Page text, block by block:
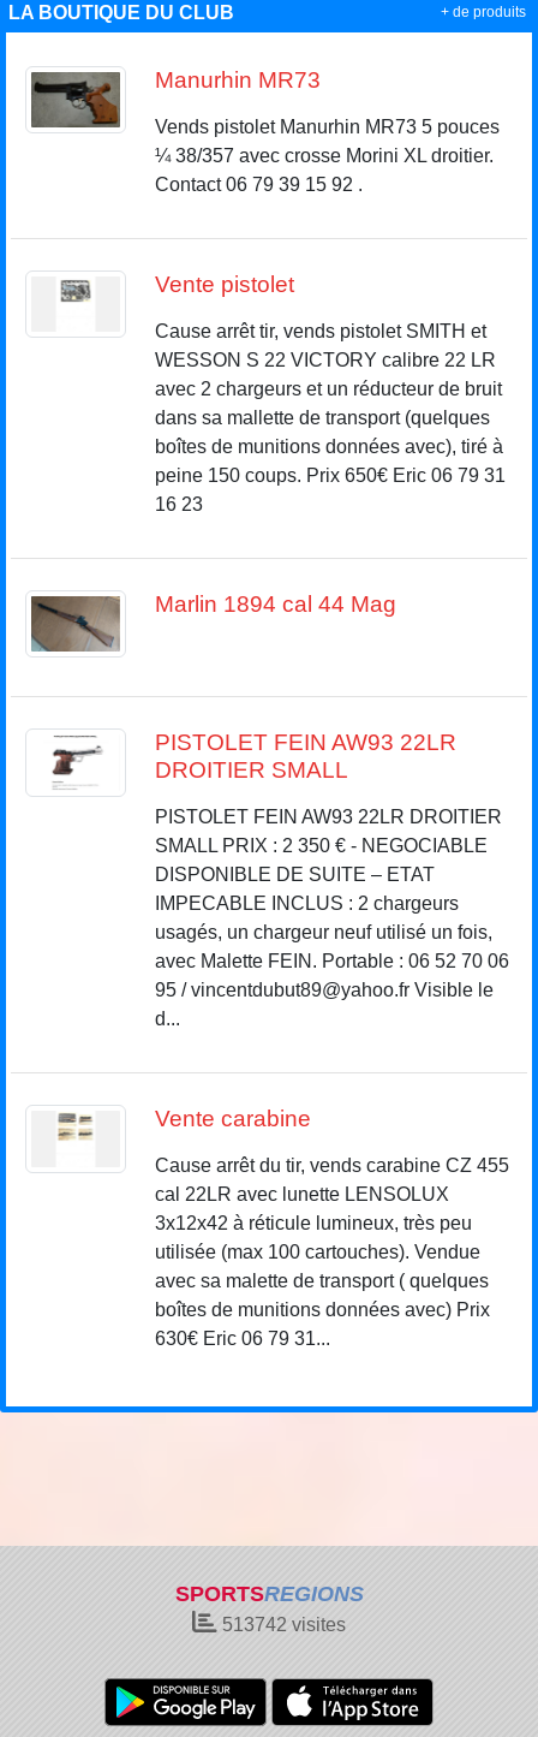
LA BOUTIQUE DU CLUB
Manurhin MR73
Vends pistolet Manurhin MR73 5 pouces
¼ 38/357 avec crosse Morini XL droitier.
Contact 06 79 39 15 92 .
Vente pistolet
Cause arrêt tir, vends pistolet SMITH et
WESSON S 22 VICTORY calibre 22 LR
avec 2 chargeurs et un réducteur de bruit
dans sa mallette de transport (quelques
boîtes de munitions données avec), tiré à
peine 150 coups. Prix 650€ Eric 06 79 31
16 23
Marlin 1894 cal 44 Mag
PISTOLET FEIN AW93 22LR
DROITIER SMALL
PISTOLET FEIN AW93 22LR DROITIER
SMALL PRIX : 2 350 € - NEGOCIABLE
DISPONIBLE DE SUITE – ETAT
IMPECABLE INCLUS : 2 chargeurs
usagés, un chargeur neuf utilisé un fois,
avec Malette FEIN. Portable : 06 52 70 06
95 / vincentdubut89@yahoo.fr Visible le
d...
Vente carabine
Cause arrêt du tir, vends carabine CZ 455
cal 22LR avec lunette LENSOLUX
3x12x42 à réticule lumineux, très peu
utilisée (max 100 cartouches). Vendue
avec sa malette de transport ( quelques
boîtes de munitions données avec) Prix
630€ Eric 06 79 31...
+ de produits
SPORTSREGIONS
513742 visites